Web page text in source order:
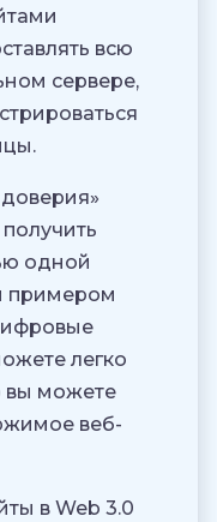
всю
сервере,
одной
примером
легко
вы можете
веб-
в Web 3.0